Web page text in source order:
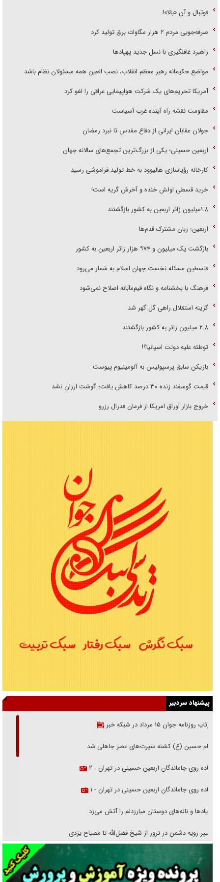
فوتبال و آن «بالا»!
صرفه‌جویی مردم ۲ هزار مگاوات برق تولید کرد
راهبرد غافلگیری با نسل جدید پهپاد‌ها
مواضع حکیمانه رهبر معظم انقلاب، نصب العین همه مسئولان نظام باشد
آمریکا تحریم‌های یک شرکت هواپیمایی عراقی را لغو کرد
مقاومت نقشه راه آینده غرب آسیاست
جولان عقابان ایرانی از دفاع مقدس تا نبرد رمضان
اربعین حسینی؛ یکی از بزرگ‌ترین تجمع‌های سالانه جهان
کارخانه رؤیاسازی هالیوود به خط تولید فراموشی رسید
خرید قسطی اولش خنده و آخرش گریه است!
۱.۸میلیون زائر اربعین به کشور بازگشتند
اربعین؛ زبان مشترک قدم‌ها
بازگشت یک میلیون و ۹۷۴ هزار زائر اربعین به کشور
فلسطین مسئله نخست جهان اسلام به شمار می‌رود
فرهنگ با بخشنامه و نگاه قیم‌مآبانه اصلاح نمی‌شود
گزینه استقلال راهی گل گهر شد
۲.۸ میلیون زائر به کشور بازگشتند
توطئه علیه دولت اسپانیا؟!
بازیکن سابق پرسپولیس به آلومینیوم پیوست
قیمت گوسفند زنده ۳۰ درصد کاهش یافت؛ گوشت ارزان نشد
خروج بازار اوراق امریکا از فرمان فدرال رزرو
پیشنهاد سردبیر
بازتاب روزنامه جوان ۱۵ مرداد در شبکه خبر
امام حسین (ع) کشته سیرت‌های عصر جاهلی شد
پیاده روی جاماندگان اربعین حسینی در تهران - ۲
پیاده روی جاماندگان اربعین حسینی در تهران - ۱
فریاد‌ها و ناله‌های دوستان مبارزدلم را آتش می‌زد
تغییر رویه دشمن در ترور از شیخ فضل‌الله تا مصباح یزدی
خرید قسطی اولش خنده و آخرش گریه است!
فوتبال و آن «بالا»!